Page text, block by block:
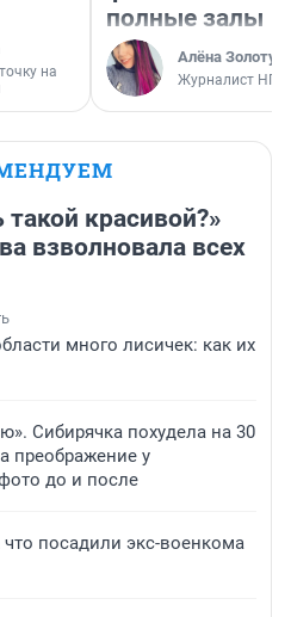
на
полные залы
Алёна
Журналист НГС
красивой?»
взволновала всех
много лисичек: как их
Сибирячка похудела на 30
преображение у
до и после
посадили экс-военкома